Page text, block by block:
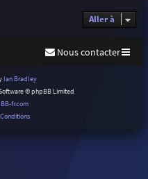
Aller à
Nous contacter
Ian Bradley
© phpBB Limited
fr.com
Conditions